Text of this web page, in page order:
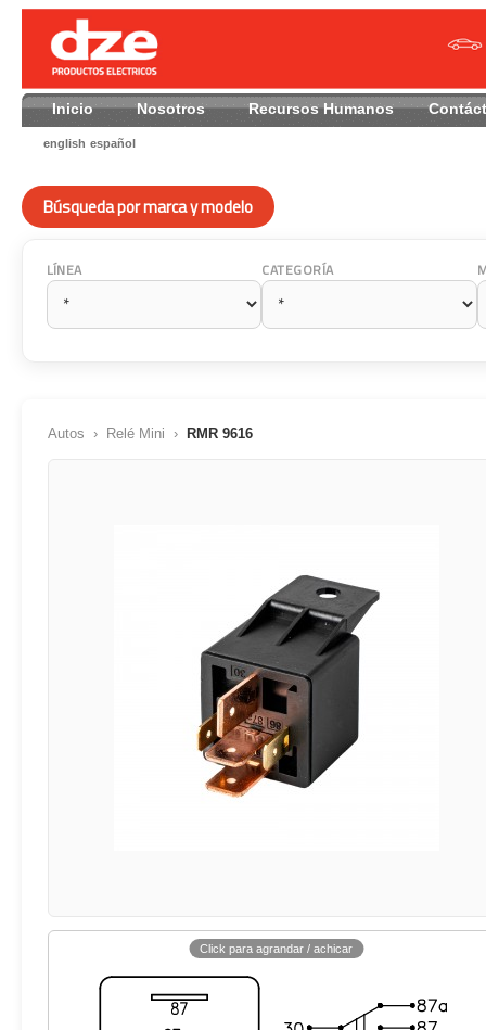
Inicio Nosotros Recursos Humanos
english español
Búsqueda por marca y modelo
LÍNEA CATEGORÍA
Autos › Relé Mini › RMR 9616
Click para agrandar / achicar